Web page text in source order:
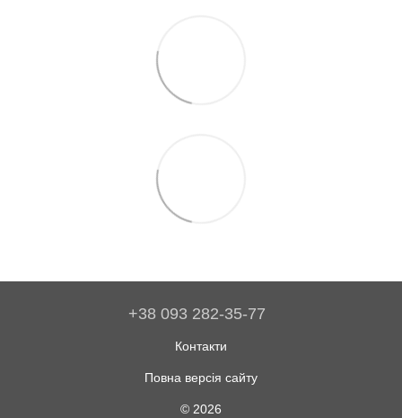
+38 093 282-35-77
Контакти
Повна версія сайту
© 2026